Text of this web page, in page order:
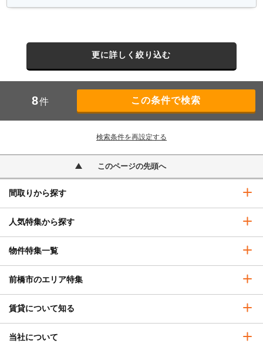
更に詳しく絞り込む
8件
検索条件を再設定する
このページの先頭へ
間取りから探す
人気特集から探す
物件特集一覧
前橋市のエリア特集
賃貸について知る
当社について